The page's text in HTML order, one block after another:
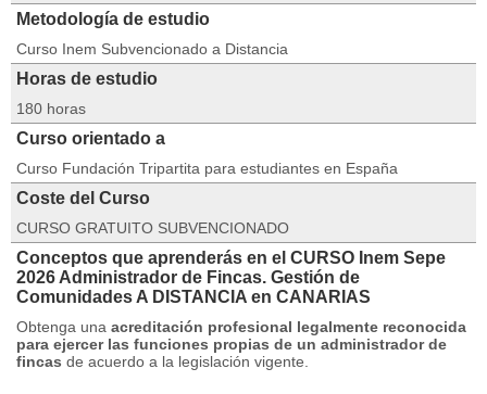
Metodología de estudio
Curso Inem Subvencionado a Distancia
Horas de estudio
180 horas
Curso orientado a
Curso Fundación Tripartita para estudiantes en España
Coste del Curso
CURSO GRATUITO SUBVENCIONADO
Conceptos que aprenderás en el CURSO Inem Sepe
2026 Administrador de Fincas. Gestión de
Comunidades A DISTANCIA en CANARIAS
Obtenga una acreditación profesional legalmente reconocida
para ejercer las funciones propias de un administrador de
fincas de acuerdo a la legislación vigente.